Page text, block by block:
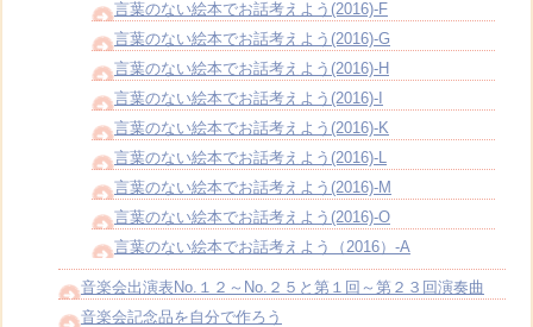
言葉のない絵本でお話考えよう(2016)-F
言葉のない絵本でお話考えよう(2016)-G
言葉のない絵本でお話考えよう(2016)-H
言葉のない絵本でお話考えよう(2016)-I
言葉のない絵本でお話考えよう(2016)-K
言葉のない絵本でお話考えよう(2016)-L
言葉のない絵本でお話考えよう(2016)-M
言葉のない絵本でお話考えよう(2016)-O
言葉のない絵本でお話考えよう（2016）-A
音楽会出演表No.１２～No.２５と第１回～第２３回演奏曲
音楽会記念品を自分で作ろう